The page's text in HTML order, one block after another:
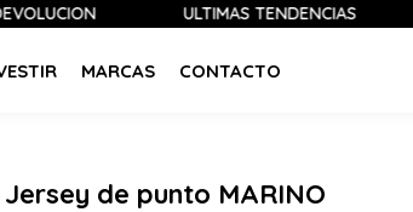
ÚLTIMAS TENDENCIAS
MARCAS CONTACTO
Jersey de punto MARINO